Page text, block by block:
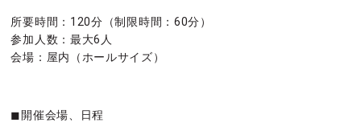
所要時間：120分（制限時間：60分）
参加人数：最大6人
会場：屋内（ホールサイズ）
◼︎開催会場、日程